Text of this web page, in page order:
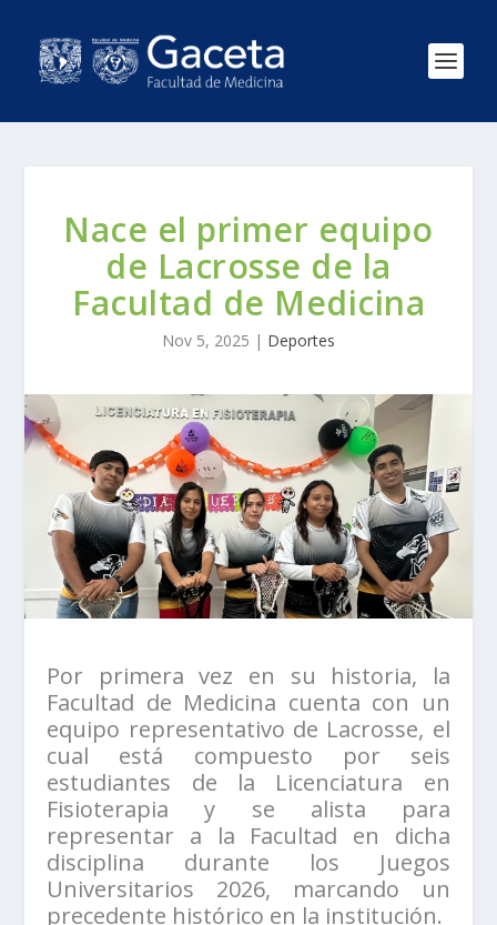
Nace el primer equipo
de Lacrosse de la
Facultad de Medicina
Nov 5, 2025 | Deportes
Por primera vez en su historia, la
Facultad de Medicina cuenta con un
equipo representativo de Lacrosse, el
cual está compuesto por seis
estudiantes de la Licenciatura en
Fisioterapia y se alista para
representar a la Facultad en dicha
disciplina durante los Juegos
Universitarios 2026, marcando un
precedente histórico en la institución.